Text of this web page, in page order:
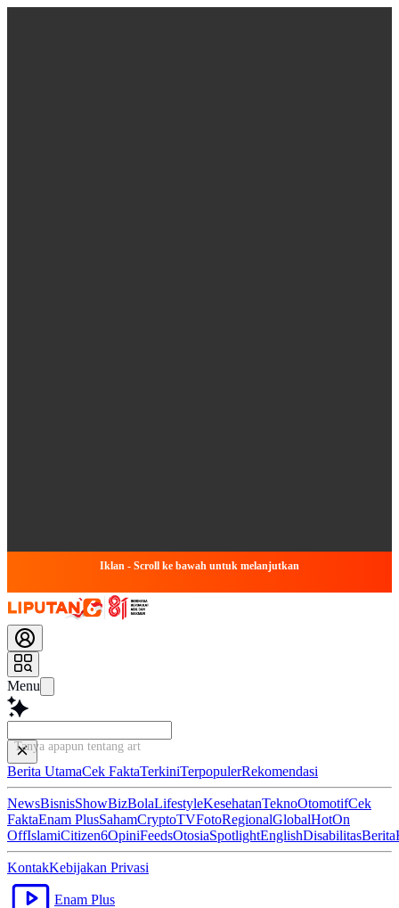
Iklan - Scroll ke bawah untuk melanjutkan
Menu
Tanya apapun tentang artikel in
Berita UtamaCek FaktaTerkiniTerpopulerRekomendasi
NewsBisnisShowBizBolaLifestyleKesehatanTeknoOtomotifCek
FaktaEnam PlusSahamCryptoTVFotoRegionalGlobalHotOn
OffIslamiCitizen6OpiniFeedsOtosiaSpotlightEnglishDisabilitasBerita
KontakKebijakan Privasi
Enam Plus